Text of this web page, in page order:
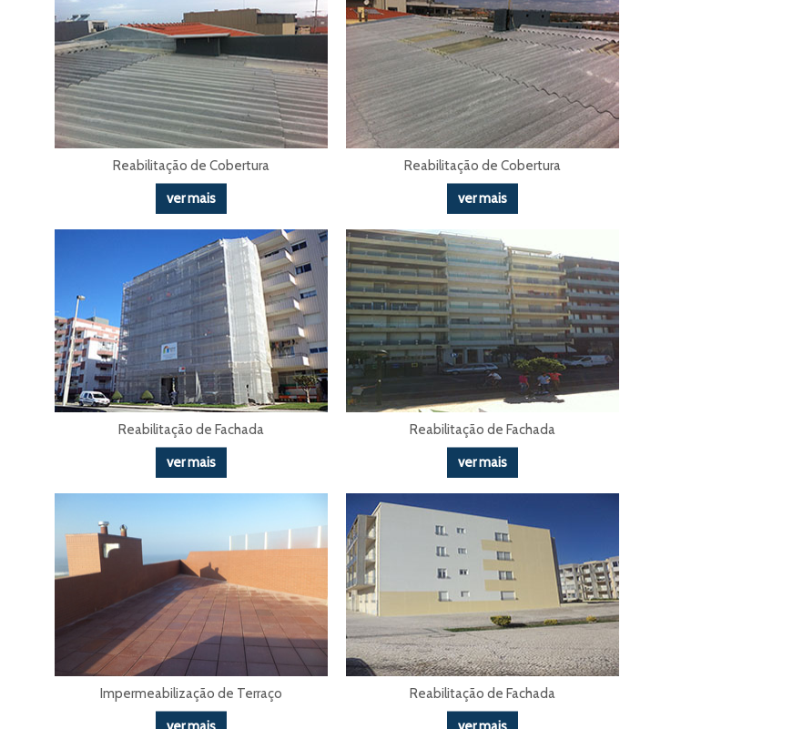
Reabilitação de Cobertura
ver mais
Reabilitação de Cobertura
ver mais
Reabilitação de Fachada
ver mais
Reabilitação de Fachada
ver mais
Impermeabilização de Terraço
Reabilitação de Fachada